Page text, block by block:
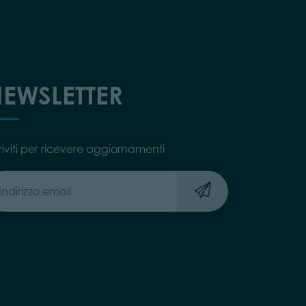
per ricevere aggiornamenti